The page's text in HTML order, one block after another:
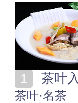
茶叶
茶叶·名茶